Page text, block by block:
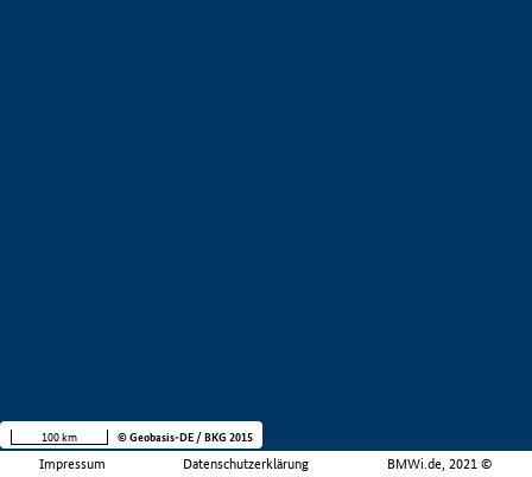
Impressum Datenschutzerklärung BMWi.de, 2021 ©
100 km © Geobasis-DE / BKG 2015